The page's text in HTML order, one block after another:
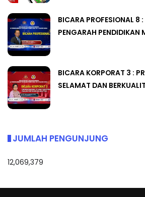
BICARA PROFESIONAL 8
PENGARAH PENDIDIKAN
BICARA KORPORAT 3 :
SELAMAT DAN
JUMLAH PENGUNJUNG
12,069,379